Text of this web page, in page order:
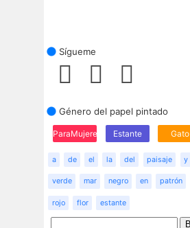
Sígueme
Género del papel pintado
ParaMujeres Estante Gato
a de el la del paisaje y
verde mar negro en patrón
rojo flor estante